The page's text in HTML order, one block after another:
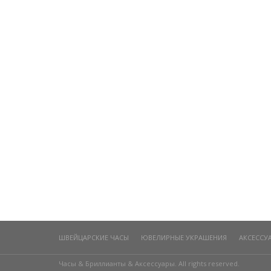
ШВЕЙЦАРСКИЕ ЧАСЫ ЮВЕЛИРНЫЕ УКРАШЕНИЯ
Часы & Бриллианты & Аксессуары. All rights reserved.